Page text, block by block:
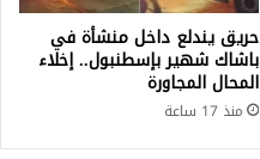
حريق يندلع داخل منشأة في
باشاك شهير بإسطنبول.. إخلاء
المحال المجاورة
منذ 17 ساعة